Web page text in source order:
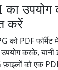
का
करें
को PDF फॉर्मेट
उपयोग करके,
को एक